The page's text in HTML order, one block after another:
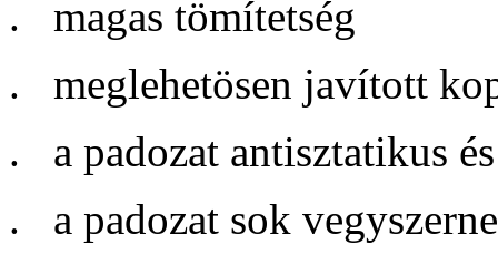
. magas tömítetség
. meglehetösen javított
. a padozat antisztatikus és
. a padozat sok